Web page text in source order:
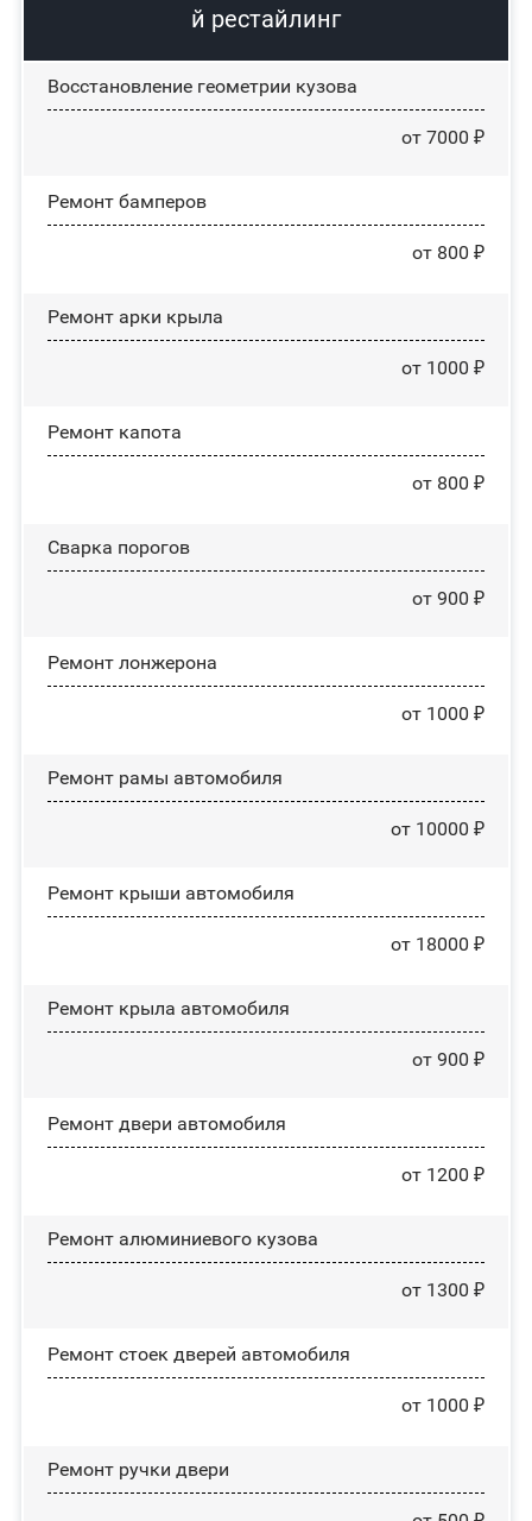
й рестайлинг
Восстановление геометрии кузова
от 7000 ₽
Ремонт бамперов
от 800 ₽
Ремонт арки крыла
от 1000 ₽
Ремонт капота
от 800 ₽
Сварка порогов
от 900 ₽
Ремонт лонжерона
от 1000 ₽
Ремонт рамы автомобиля
от 10000 ₽
Ремонт крыши автомобиля
от 18000 ₽
Ремонт крыла автомобиля
от 900 ₽
Ремонт двери автомобиля
от 1200 ₽
Ремонт алюминиевого кузова
от 1300 ₽
Ремонт стоек дверей автомобиля
от 1000 ₽
Ремонт ручки двери